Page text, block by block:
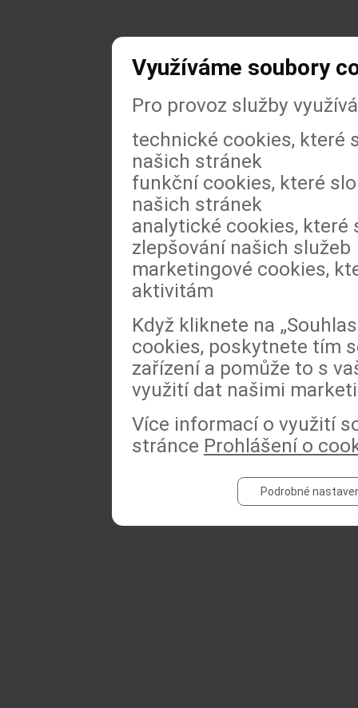
Využíváme soubory
Pro provoz služby
technické cookies, které
našich stránek
funkční cookies, které
našich stránek
analytické cookies, které
zlepšování našich služeb
marketingové cookies,
aktivitám
Když kliknete na
cookies, poskytnete tím
zařízení a pomůže to s
využití dat našimi
Více informací o využití
stránce Prohlášení o
Podrobné